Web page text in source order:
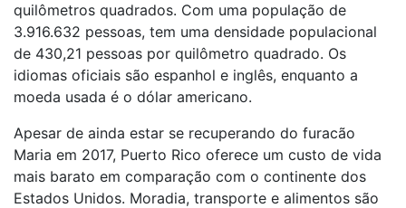
quilômetros quadrados. Com uma população de
3.916.632 pessoas, tem uma densidade populacional
de 430,21 pessoas por quilômetro quadrado. Os
idiomas oficiais são espanhol e inglês, enquanto a
moeda usada é o dólar americano.
Apesar de ainda estar se recuperando do furacão
Maria em 2017, Puerto Rico oferece um custo de vida
mais barato em comparação com o continente dos
Estados Unidos. Moradia, transporte e alimentos são